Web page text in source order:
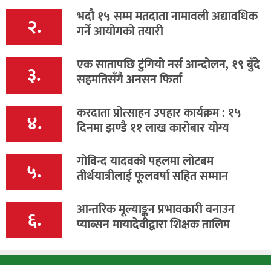
२. भदौ १५ सम्म मतदाता नामावली अद्यावधिक
गर्ने आयोगको तयारी
३. एक सातापछि टुंगियो नर्स आन्दोलन, १९ बुँदे
सहमतिसँगै अनसन फिर्ता
४. करदाता प्रोत्साहन उपहार कार्यक्रम : १५
दिनमा झण्डै ११ लाख कारोबार योग्य
५. गोविन्द यादवको पहलमा लोटबम
तीर्थयात्रीलाई फूलवर्षा सहित सम्मान
६. आन्तरिक मूल्याङ्कन प्रभावकारी बनाउन
प्याब्सन मायादेवीद्वारा शिक्षक तालिम